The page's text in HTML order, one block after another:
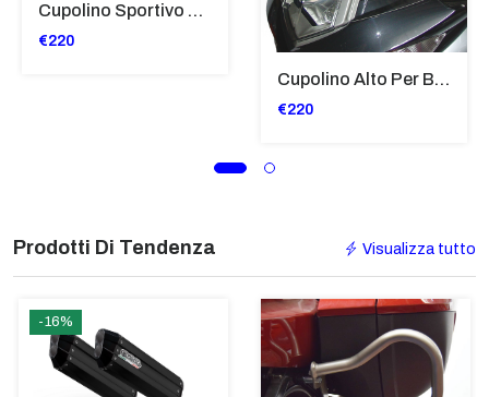
Cupolino Sportivo Per Bmw K 1200 R Sport 2005-07 TRASPARENTE - Sc967-T
€220
Cupolino Alto Per Bmw R 1200 St 2004 - 2007 TRASPARENTE - Sc950-T
€220
Prodotti Di Tendenza Visualizza tutto
-16%